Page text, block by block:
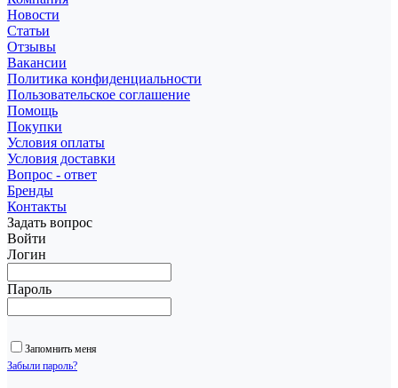
Новости
Статьи
Отзывы
Вакансии
Политика конфиденциальности
Пользовательское соглашение
Помощь
Покупки
Условия оплаты
Условия доставки
Вопрос - ответ
Бренды
Контакты
Задать вопрос
Войти
Логин
Пароль
Запомнить меня
Забыли пароль?